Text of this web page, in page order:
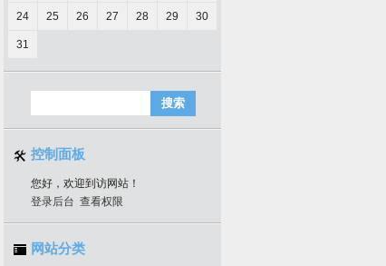
24 25 26 27 28 29 30
31
控制面板
您好，欢迎到访网站！
登录后台 查看权限
网站分类